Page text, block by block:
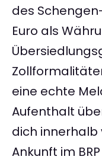
des
Euro als
eine echte
Aufenthalt
dich innerhalb
Ankunft im